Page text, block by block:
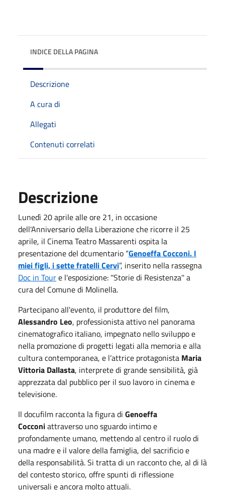
INDICE DELLA PAGINA
Descrizione
A cura di
Allegati
Contenuti correlati
Descrizione
Lunedì 20 aprile alle ore 21, in occasione
dell'Anniversario della Liberazione che ricorre il 25
aprile, il Cinema Teatro Massarenti ospita la
presentazione del dcumentario “Genoeffa Cocconi. I
miei figli, i sette fratelli Cervi”, inserito nella rassegna
Doc in Toure l'esposizione: ''Storie di Resistenza'' a
cura del Comune di Molinella.
Partecipano all'evento, il produttore del film,
Alessandro Leo, professionista attivo nel panorama
cinematografico italiano, impegnato nello sviluppo e
nella promozione di progetti legati alla memoria e alla
cultura contemporanea, e l’attrice protagonista Maria
Vittoria Dallasta, interprete di grande sensibilità, già
apprezzata dal pubblico per il suo lavoro in cinema e
televisione.
Il docufilm racconta la figura di Genoeffa
Cocconiattraverso uno sguardo intimo e
profondamente umano, mettendo al centro il ruolo di
una madre e il valore della famiglia, del sacrificio e
della responsabilità. Si tratta di un racconto che, al di là
del contesto storico, offre spunti di riflessione
universali e ancora molto attuali.